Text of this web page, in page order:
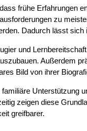
frühe Erfahrungen
zu
Dadurch lässt
und
Außerdem
Bild von ihrer
familiäre Unterstützung
zeigen diese
greifbarer.